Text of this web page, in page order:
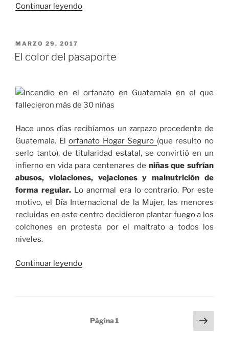
Continuar leyendo«Materia
PUBLICADO
EL
MARZO 29, 2017
El color del pasaporte
Hace unos días recibíamos un zarpazo procedente de
Guatemala. Elorfanato Hogar Seguro (que resulto no
serlo tanto), de titularidad estatal, se convirtió en un
infierno en vida para centenares de niñas que sufrían
abusos, violaciones, vejaciones y malnutrición de
forma regular. Lo anormal era lo contrario. Por este
motivo, el Día Internacional de la Mujer, las menores
recluidas en este centro decidieron plantar fuego a los
colchones en protesta por el maltrato a todos los
niveles.
Continuar leyendo«El
Página1